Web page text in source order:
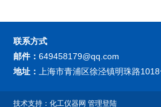
联系方式
邮件：649458179@qq.com
地址：
上海市青浦区徐泾镇明珠路
技术支持：化工仪器网 管理登陆